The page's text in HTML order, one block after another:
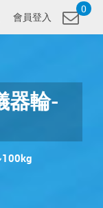
0
會員登入
器輪-